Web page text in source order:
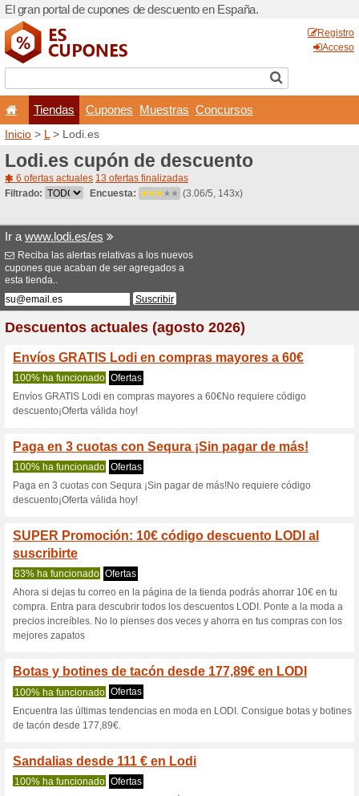
El gran portal de cupones
Tiendas
Inicio>L> Lodi.es
Lodi.es cupón
6 ofertas actuales 13 ofertas
Filtrado:
Encuesta:
Ir awww.lodi.es/es
Reciba las alertas relativas
cupones que acaban de ser
esta tienda..